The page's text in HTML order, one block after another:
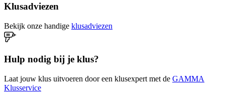
Klusadviezen
Bekijk onze handige klusadviezen
Hulp nodig bij je klus?
Laat jouw klus uitvoeren door een klusexpert met de GAMMA
Klusservice